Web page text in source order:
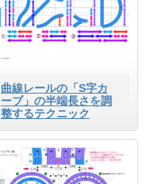
曲線レールの「S字カ
ーブ」の半端長さを調
整するテクニック